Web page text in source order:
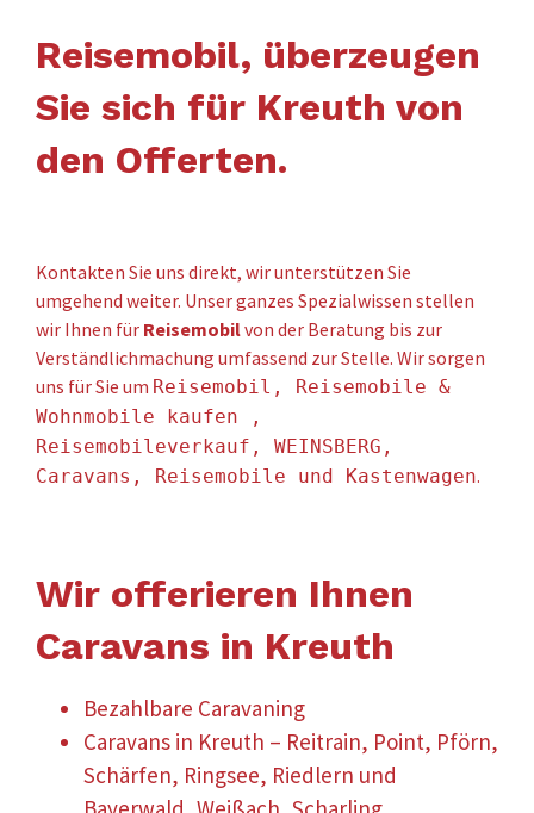
Reisemobil, überzeugen
Sie sich für Kreuth von
den Offerten.
Kontakten Sie uns direkt, wir unterstützen Sie
umgehend weiter. Unser ganzes Spezialwissen stellen
wir Ihnen für Reisemobilvon der Beratung bis zur
Verständlichmachung umfassend zur Stelle. Wir sorgen
uns für Sie um Reisemobil, Reisemobile &
Wohnmobile kaufen ,
Reisemobileverkauf, WEINSBERG,
Caravans, Reisemobile und Kastenwagen.
Wir offerieren Ihnen
Caravans in Kreuth
Bezahlbare Caravaning
Caravans in Kreuth – Reitrain, Point, Pförn,
Schärfen, Ringsee, Riedlern und